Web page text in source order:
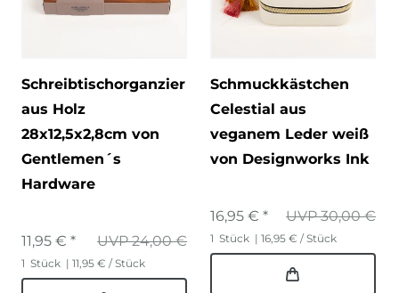
Schreibtischorganzier
aus Holz
28x12,5x2,8cm von
Gentlemen´s
Hardware
UVP 24,00 €
11,95 € *
1 Stück | 11,95 € / Stück
Schmuckkästchen
Celestial aus
veganem Leder weiß
von Designworks Ink
UVP 30,00 €
16,95 € *
1 Stück | 16,95 € / Stück